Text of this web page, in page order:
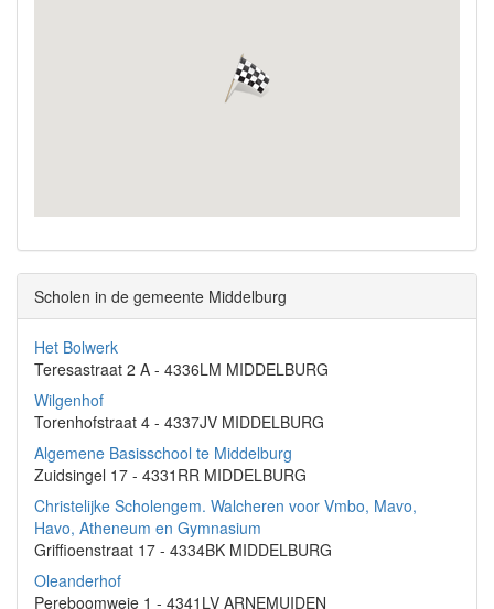
Scholen in de gemeente Middelburg
Het Bolwerk
Teresastraat 2 A - 4336LM MIDDELBURG
Wilgenhof
Torenhofstraat 4 - 4337JV MIDDELBURG
Algemene Basisschool te Middelburg
Zuidsingel 17 - 4331RR MIDDELBURG
Christelijke Scholengem. Walcheren voor Vmbo, Mavo,
Havo, Atheneum en Gymnasium
Griffioenstraat 17 - 4334BK MIDDELBURG
Oleanderhof
Pereboomweie 1 - 4341LV ARNEMUIDEN